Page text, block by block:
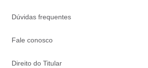
Dúvidas frequentes
Fale conosco
Direito do Titular